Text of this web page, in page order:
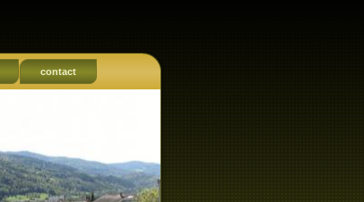
contact